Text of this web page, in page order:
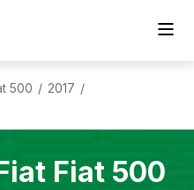
500 / 2017 /
Fiat 500